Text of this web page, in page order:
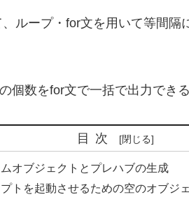
ループ・for文を用いて等間隔
個数をfor文で一括で出力でき
目次
オブジェクトとプレハブの生成
トを起動させるための空のオブジ